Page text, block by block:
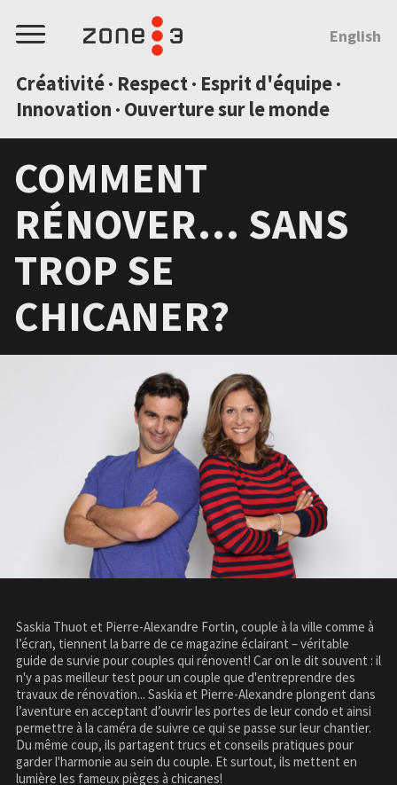
Menu
Créativité · Respect · Esprit d'équipe ·
Innovation · Ouverture sur le monde
English
COMMENT
RÉNOVER… SANS
TROP SE
CHICANER?
Saskia Thuot et Pierre-Alexandre Fortin, couple à la ville comme à
l’écran, tiennent la barre de ce magazine éclairant – véritable
guide de survie pour couples qui rénovent! Car on le dit souvent : il
n'y a pas meilleur test pour un couple que d'entreprendre des
travaux de rénovation... Saskia et Pierre-Alexandre plongent dans
l’aventure en acceptant d’ouvrir les portes de leur condo et ainsi
permettre à la caméra de suivre ce qui se passe sur leur chantier.
Du même coup, ils partagent trucs et conseils pratiques pour
garder l'harmonie au sein du couple. Et surtout, ils mettent en
lumière les fameux pièges à chicanes!